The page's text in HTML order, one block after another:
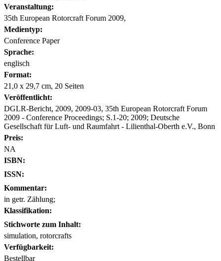
Veranstaltung:
35th European Rotorcraft Forum 2009,
Medientyp:
Conference Paper
Sprache:
englisch
Format:
21,0 x 29,7 cm, 20 Seiten
Veröffentlicht:
DGLR-Bericht, 2009, 2009-03, 35th European Rotorcraft Forum
2009 - Conference Proceedings; S.1-20; 2009; Deutsche
Gesellschaft für Luft- und Raumfahrt - Lilienthal-Oberth e.V., Bonn
Preis:
NA
ISBN:
ISSN:
Kommentar:
in getr. Zählung;
Klassifikation:
Stichworte zum Inhalt:
simulation, rotorcrafts
Verfügbarkeit:
Bestellbar